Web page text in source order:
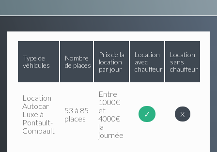
Type de
véhicules
Nombre
de places
Prix de la
location
par jour
Location
avec
chauffeur
Location
sans
chauffeur
Location
Autocar
Luxe à
Pontault-
Combault
53 à 85
places
Entre
1000€
et
4000€
la
journée
✓ X